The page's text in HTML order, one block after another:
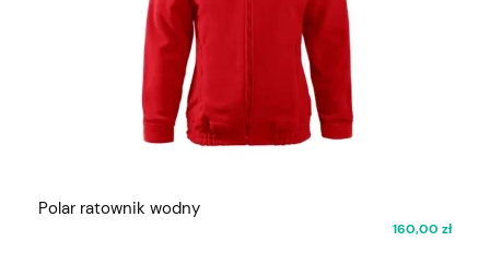
Polar ratownik wodny
160,00 zł